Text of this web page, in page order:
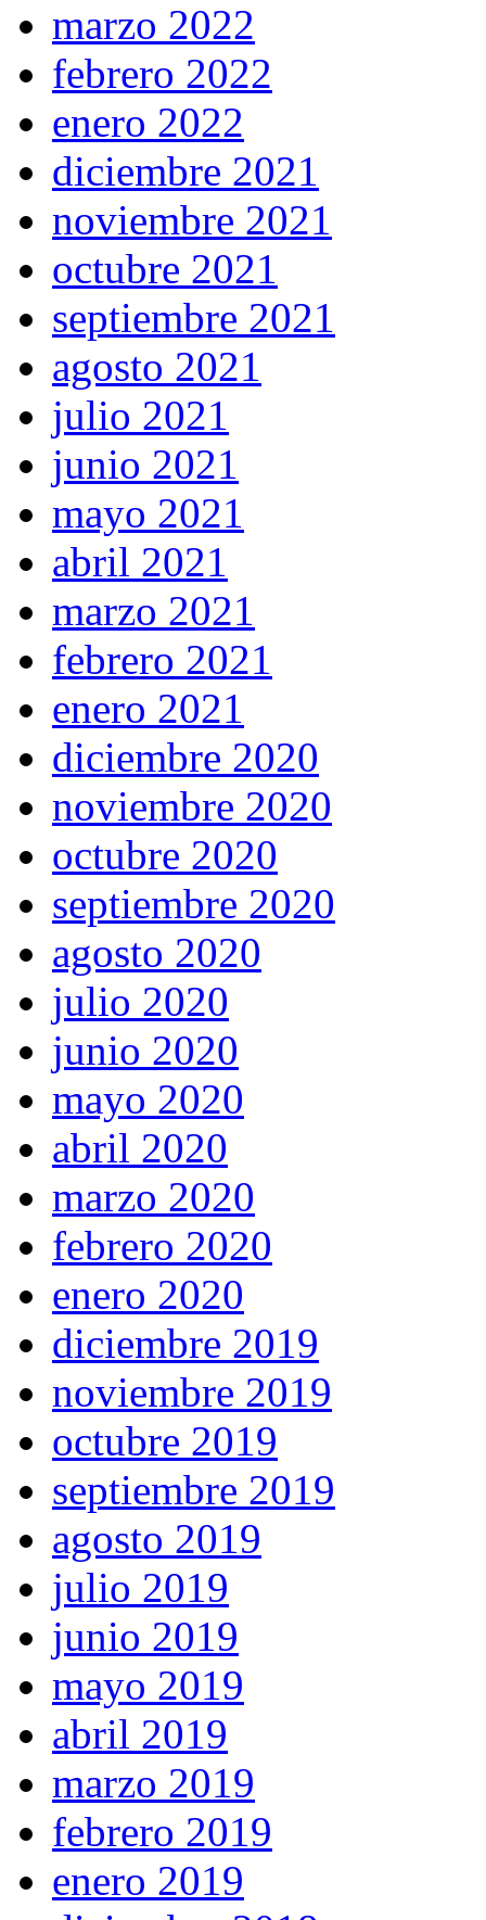
marzo 2022
febrero 2022
enero 2022
diciembre 2021
noviembre 2021
octubre 2021
septiembre 2021
agosto 2021
julio 2021
junio 2021
mayo 2021
abril 2021
marzo 2021
febrero 2021
enero 2021
diciembre 2020
noviembre 2020
octubre 2020
septiembre 2020
agosto 2020
julio 2020
junio 2020
mayo 2020
abril 2020
marzo 2020
febrero 2020
enero 2020
diciembre 2019
noviembre 2019
octubre 2019
septiembre 2019
agosto 2019
julio 2019
junio 2019
mayo 2019
abril 2019
marzo 2019
febrero 2019
enero 2019